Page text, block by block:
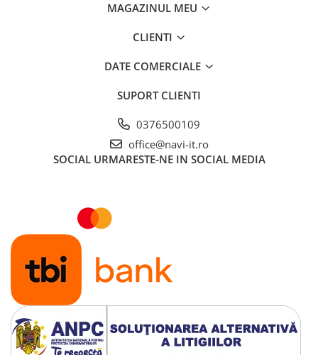
MAGAZINUL MEU
CLIENTI
DATE COMERCIALE
SUPORT CLIENTI
0376500109
office@navi-it.ro
SOCIAL URMARESTE-NE IN SOCIAL MEDIA